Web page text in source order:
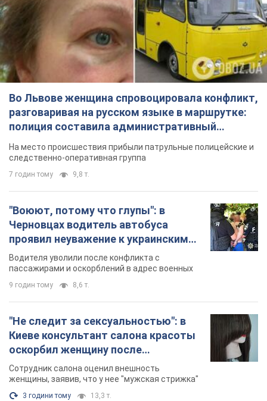
Во Львове женщина спровоцировала конфликт,
разговаривая на русском языке в маршрутке:
полиция составила административный
протокол. Видео
На место происшествия прибыли патрульные полицейские и
следственно-оперативная группа
7 годин тому 9,8 т.
"Воюют, потому что глупы": в
Черновцах водитель автобуса
проявил неуважение к украинским
военным и поплатился за это.
Видео
Водителя уволили после конфликта с
пассажирами и оскорблений в адрес военных
9 годин тому 8,6 т.
"Не следит за сексуальностью": в
Киеве консультант салона красоты
оскорбил женщину после
химиотерапии, разгорелся скандал.
Фото
Сотрудник салона оценил внешность
женщины, заявив, что у нее "мужская стрижка"
3 години тому 13,3 т.